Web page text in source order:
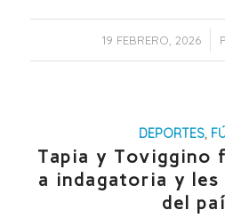
19 FEBRERO, 2026
/
DEPORTES,
Tapia y Toviggino
a indagatoria y
del